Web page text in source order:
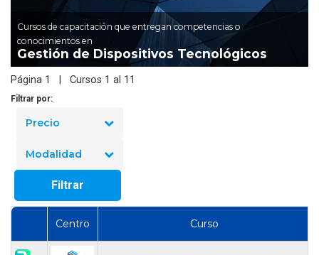
Cursos de capacitación que entregan competencias o
conocimientos en
Gestión de Dispositivos Tecnológicos
Página 1 | Cursos 1 al 11
Filtrar por:
Precio
Modalidad
Filtrar
Centro Curso